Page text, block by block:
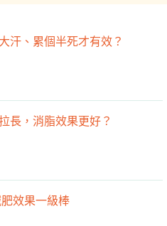
汗、累個半死才有效？
長，消脂效果更好？
效果一級棒